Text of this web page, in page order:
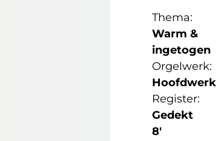
Thema:
Warm &
ingetogen
Orgelwerk:
Hoofdwerk
Register:
Gedekt
8'